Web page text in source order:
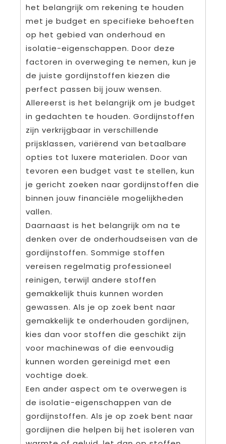
het belangrijk om rekening te houden
met je budget en specifieke behoeften
op het gebied van onderhoud en
isolatie-eigenschappen. Door deze
factoren in overweging te nemen, kun je
de juiste gordijnstoffen kiezen die
perfect passen bij jouw wensen.
Allereerst is het belangrijk om je budget
in gedachten te houden. Gordijnstoffen
zijn verkrijgbaar in verschillende
prijsklassen, variërend van betaalbare
opties tot luxere materialen. Door van
tevoren een budget vast te stellen, kun
je gericht zoeken naar gordijnstoffen die
binnen jouw financiële mogelijkheden
vallen.
Daarnaast is het belangrijk om na te
denken over de onderhoudseisen van de
gordijnstoffen. Sommige stoffen
vereisen regelmatig professioneel
reinigen, terwijl andere stoffen
gemakkelijk thuis kunnen worden
gewassen. Als je op zoek bent naar
gemakkelijk te onderhouden gordijnen,
kies dan voor stoffen die geschikt zijn
voor machinewas of die eenvoudig
kunnen worden gereinigd met een
vochtige doek.
Een ander aspect om te overwegen is
de isolatie-eigenschappen van de
gordijnstoffen. Als je op zoek bent naar
gordijnen die helpen bij het isoleren van